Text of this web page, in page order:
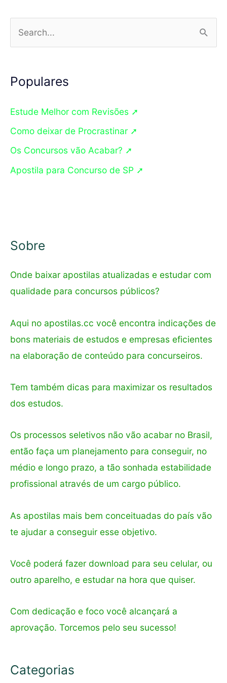
q
i
s
a
Populares
Estude Melhor com Revisões ➚
Como deixar de Procrastinar ➚
Os Concursos vão Acabar? ➚
Apostila para Concurso de SP ➚
Sobre
Onde baixar apostilas atualizadas e estudar com
qualidade para concursos públicos?
Aqui no apostilas.cc você encontra indicações de
bons materiais de estudos e empresas eficientes
na elaboração de conteúdo para concurseiros.
Tem também dicas para maximizar os resultados
dos estudos.
Os processos seletivos não vão acabar no Brasil,
então faça um planejamento para conseguir, no
médio e longo prazo, a tão sonhada estabilidade
profissional através de um cargo público.
As apostilas mais bem conceituadas do país vão
te ajudar a conseguir esse objetivo.
Você poderá fazer download para seu celular, ou
outro aparelho, e estudar na hora que quiser.
Com dedicação e foco você alcançará a
aprovação. Torcemos pelo seu sucesso!
Categorias